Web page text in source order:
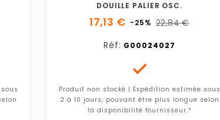
DOUILLE PALIER OSC.
17,13 € -25% 22,84 €
Réf: G00024027

Produit non stocké | Expédition estimée sous
2 à 10 jours, pouvant être plus longue selon
la disponibilité fournisseur.*